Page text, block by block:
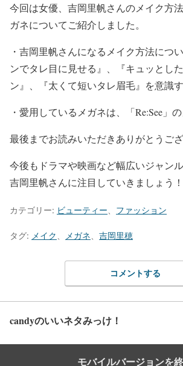
今回は女優、吉岡里帆さんのメイク方
ガネについてご紹介しました。
・吉岡里帆さんになるメイク方法につい
ンでタレ目に見せる』、『キュッとし
ン』、『太くて短いタレ眉毛』 を意識す
・愛用しているメガネは、 「Re:See」
最後までお読みいただきありがとうござ
今後もドラマや映画など幅広いジャン
吉岡里帆さんに注目していきましょう！
カテゴリー: ビューティー ファッション
タグ: メイク メガネ 吉岡里穂
コメントする
candyのいいネタみっけ！
モバイルバージョンを